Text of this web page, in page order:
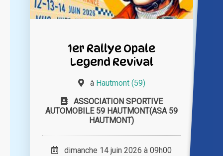
1er Rallye Opale
Legend Revival
à Hautmont (59)
ASSOCIATION SPORTIVE
AUTOMOBILE 59 HAUTMONT(ASA 59
HAUTMONT)
dimanche 14 juin 2026 à 09h00